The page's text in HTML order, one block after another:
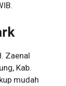
Zaenal
Kab.
mudah